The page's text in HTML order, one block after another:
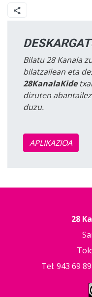
Bilatu 28 Kanala
bilatzailean eta
28KanalaKide
dizuten
duzu.
APLIKAZIOA
28
Tel: 943 69